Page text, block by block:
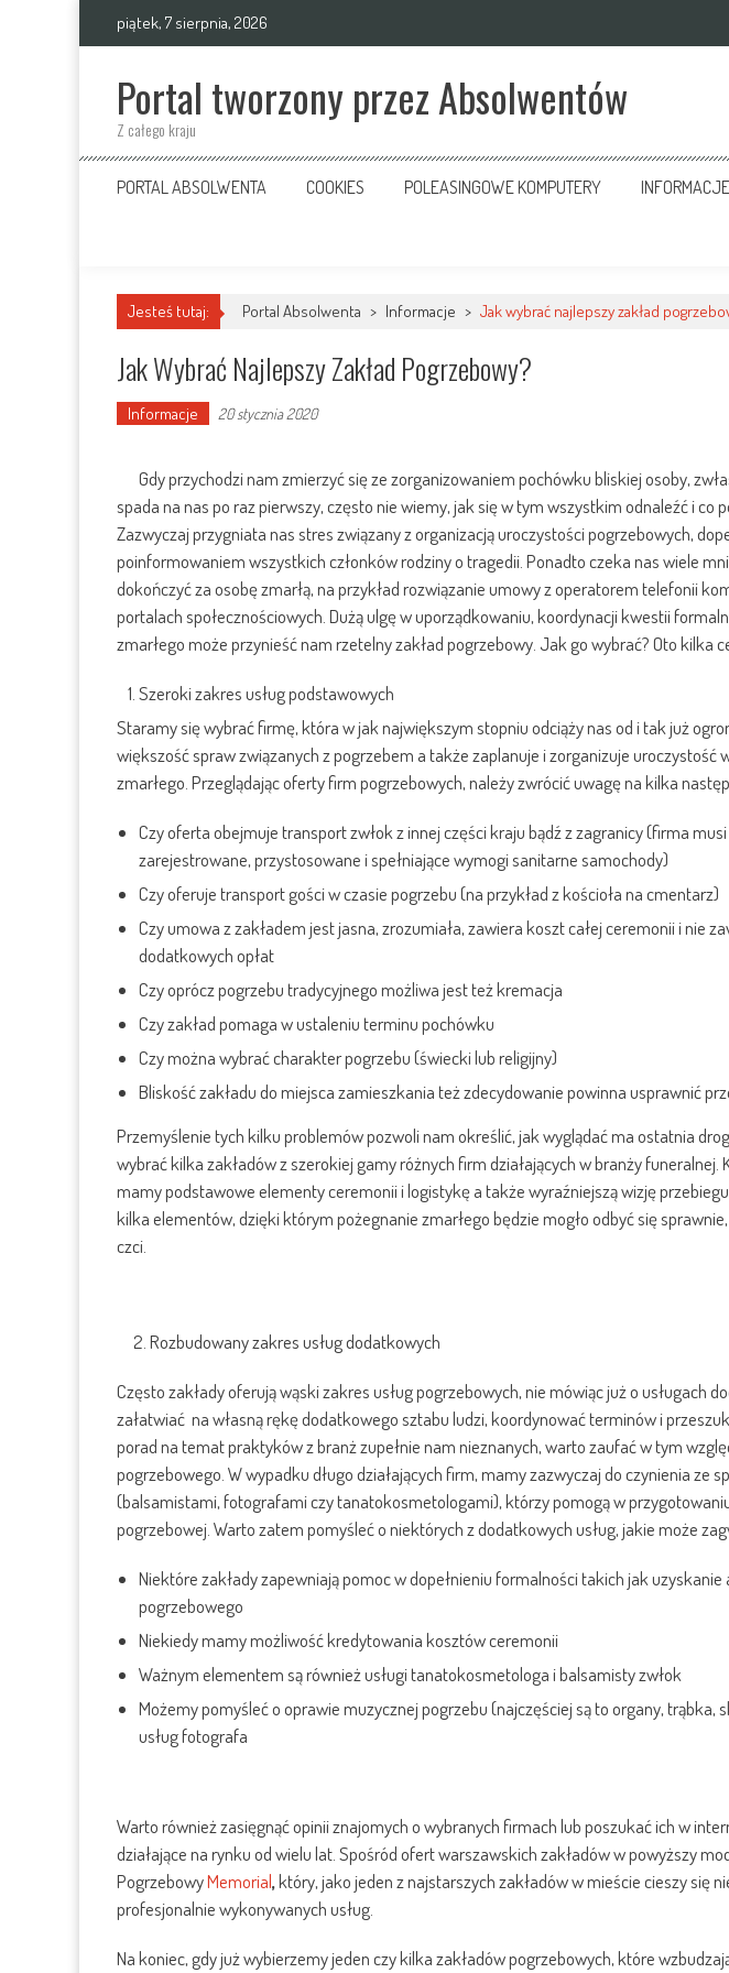
piątek, 7 sierpnia, 2026
Portal tworzony przez Absolwentów
Z całego kraju
PORTAL ABSOLWENTA COOKIES POLEASINGOWE KOMPUTERY INFORMACJE
Jesteś tutaj: Portal Absolwenta > Informacje > Jak wybrać najlepszy zakład
Jak Wybrać Najlepszy Zakład Pogrzebowy?
Informacje 20 stycznia 2020
Gdy przychodzi nam zmierzyć się ze zorganizowaniem pochówku bliskiej osoby,
spada na nas po raz pierwszy, często nie wiemy, jak się w tym wszystkim odnaleźć i co
Zazwyczaj przygniata nas stres związany z organizacją uroczystości pogrzebowych,
poinformowaniem wszystkich członków rodziny o tragedii. Ponadto czeka nas wiele
dokończyć za osobę zmarłą, na przykład rozwiązanie umowy z operatorem telefonii
portalach społecznościowych. Dużą ulgę w uporządkowaniu, koordynacji kwestii
zmarłego może przynieść nam rzetelny zakład pogrzebowy. Jak go wybrać? Oto kilka
Szeroki zakres usług podstawowych
Staramy się wybrać firmę, która w jak największym stopniu odciąży nas od i tak już
większość spraw związanych z pogrzebem a także zaplanuje i zorganizuje uroczystość
zmarłego. Przeglądając oferty firm pogrzebowych, należy zwrócić uwagę na kilka
Czy oferta obejmuje transport zwłok z innej części kraju bądź z zagranicy (firma
zarejestrowane, przystosowane i spełniające wymogi sanitarne samochody)
Czy oferuje transport gości w czasie pogrzebu (na przykład z kościoła na cmentarz)
Czy umowa z zakładem jest jasna, zrozumiała, zawiera koszt całej ceremonii i nie
dodatkowych opłat
Czy oprócz pogrzebu tradycyjnego możliwa jest też kremacja
Czy zakład pomaga w ustaleniu terminu pochówku
Czy można wybrać charakter pogrzebu (świecki lub religijny)
Bliskość zakładu do miejsca zamieszkania też zdecydowanie powinna usprawnić
Przemyślenie tych kilku problemów pozwoli nam określić, jak wyglądać ma ostatnia
wybrać kilka zakładów z szerokiej gamy różnych firm działających w branży funeralnej.
mamy podstawowe elementy ceremonii i logistykę a także wyraźniejszą wizję
kilka elementów, dzięki którym pożegnanie zmarłego będzie mogło odbyć się
czci.
2. Rozbudowany zakres usług dodatkowych
Często zakłady oferują wąski zakres usług pogrzebowych, nie mówiąc już o usługach
załatwiać na własną rękę dodatkowego sztabu ludzi, koordynować terminów i
porad na temat praktyków z branż zupełnie nam nieznanych, warto zaufać w tym
pogrzebowego. W wypadku długo działających firm, mamy zazwyczaj do czynienia ze
(balsamistami, fotografami czy tanatokosmetologami), którzy pomogą w
pogrzebowej. Warto zatem pomyśleć o niektórych z dodatkowych usług, jakie może
Niektóre zakłady zapewniają pomoc w dopełnieniu formalności takich jak uzyskanie
pogrzebowego
Niekiedy mamy możliwość kredytowania kosztów ceremonii
Ważnym elementem są również usługi tanatokosmetologa i balsamisty zwłok
Możemy pomyśleć o oprawie muzycznej pogrzebu (najczęściej są to organy, trąbka,
usług fotografa
Warto również zasięgnąć opinii znajomych o wybranych firmach lub poszukać ich w
działające na rynku od wielu lat. Spośród ofert warszawskich zakładów w powyższy
PogrzebowyMemorial,który, jako jeden z najstarszych zakładów w mieście cieszy się
profesjonalnie wykonywanych usług.
Na koniec, gdy już wybierzemy jeden czy kilka zakładów pogrzebowych, które